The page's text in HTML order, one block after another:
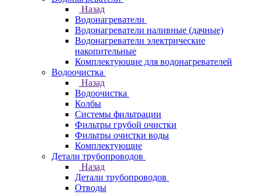
Назад
Водонагреватели
Водонагреватели наливные (дачные)
Водонагреватели электрические
накопительные
Комплектующие для водонагревателей
Водоочистка
Назад
Водоочистка
Колбы
Системы фильтрации
Фильтры грубой очистки
Фильтры очистки воды
Комплектующие
Детали трубопроводов
Назад
Детали трубопроводов
Отводы